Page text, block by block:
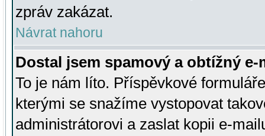
zpráv zakázat.
Návrat nahoru
Dostal jsem spamový a obtížný
To je nám líto. Příspěvkové
kterými se snažíme vystopovat
administrátorovi a zaslat kopii e-